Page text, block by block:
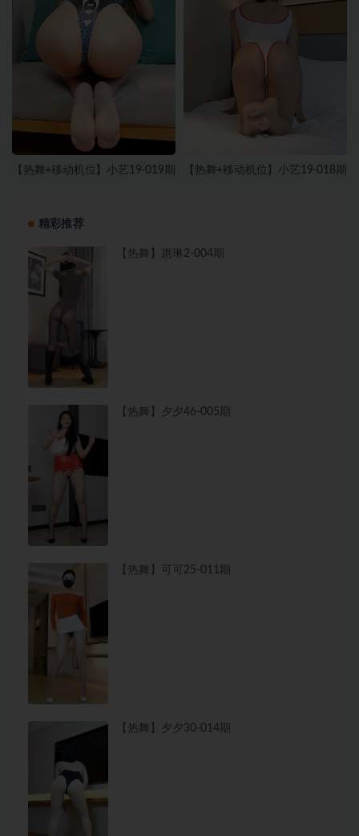
【热舞+移动机位】小艺19-019期 【热舞+移动机位】小艺19-018期
精彩推荐
【热舞】惠琳2-004期
【热舞】夕夕46-005期
【热舞】可可25-011期
【热舞】夕夕30-014期